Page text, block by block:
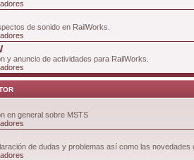
de sonido en RailWorks.
y anuncio de actividades para RailWorks.
en general sobre MSTS
de dudas y problemas así como las novedades